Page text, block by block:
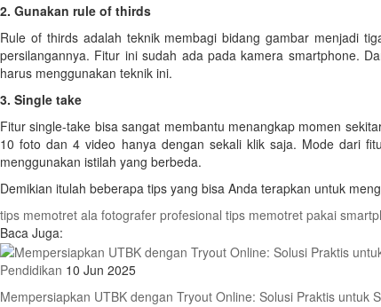
2. Gunakan rule of thirds
Rule of thirds adalah teknik membagi bidang gambar menjadi
persilangannya. Fitur ini sudah ada pada kamera smartphone.
harus menggunakan teknik ini.
3. Single take
Fitur single-take bisa sangat membantu menangkap momen
10 foto dan 4 video hanya dengan sekali klik saja. Mode dari
menggunakan istilah yang berbeda.
Demikian itulah beberapa tips yang bisa Anda terapkan untuk
tips memotret ala fotografer profesional tips memotret pakai
Baca Juga:
Pendidikan 10 Jun 2025
Mempersiapkan UTBK dengan Tryout Online: Solusi Praktis untuk